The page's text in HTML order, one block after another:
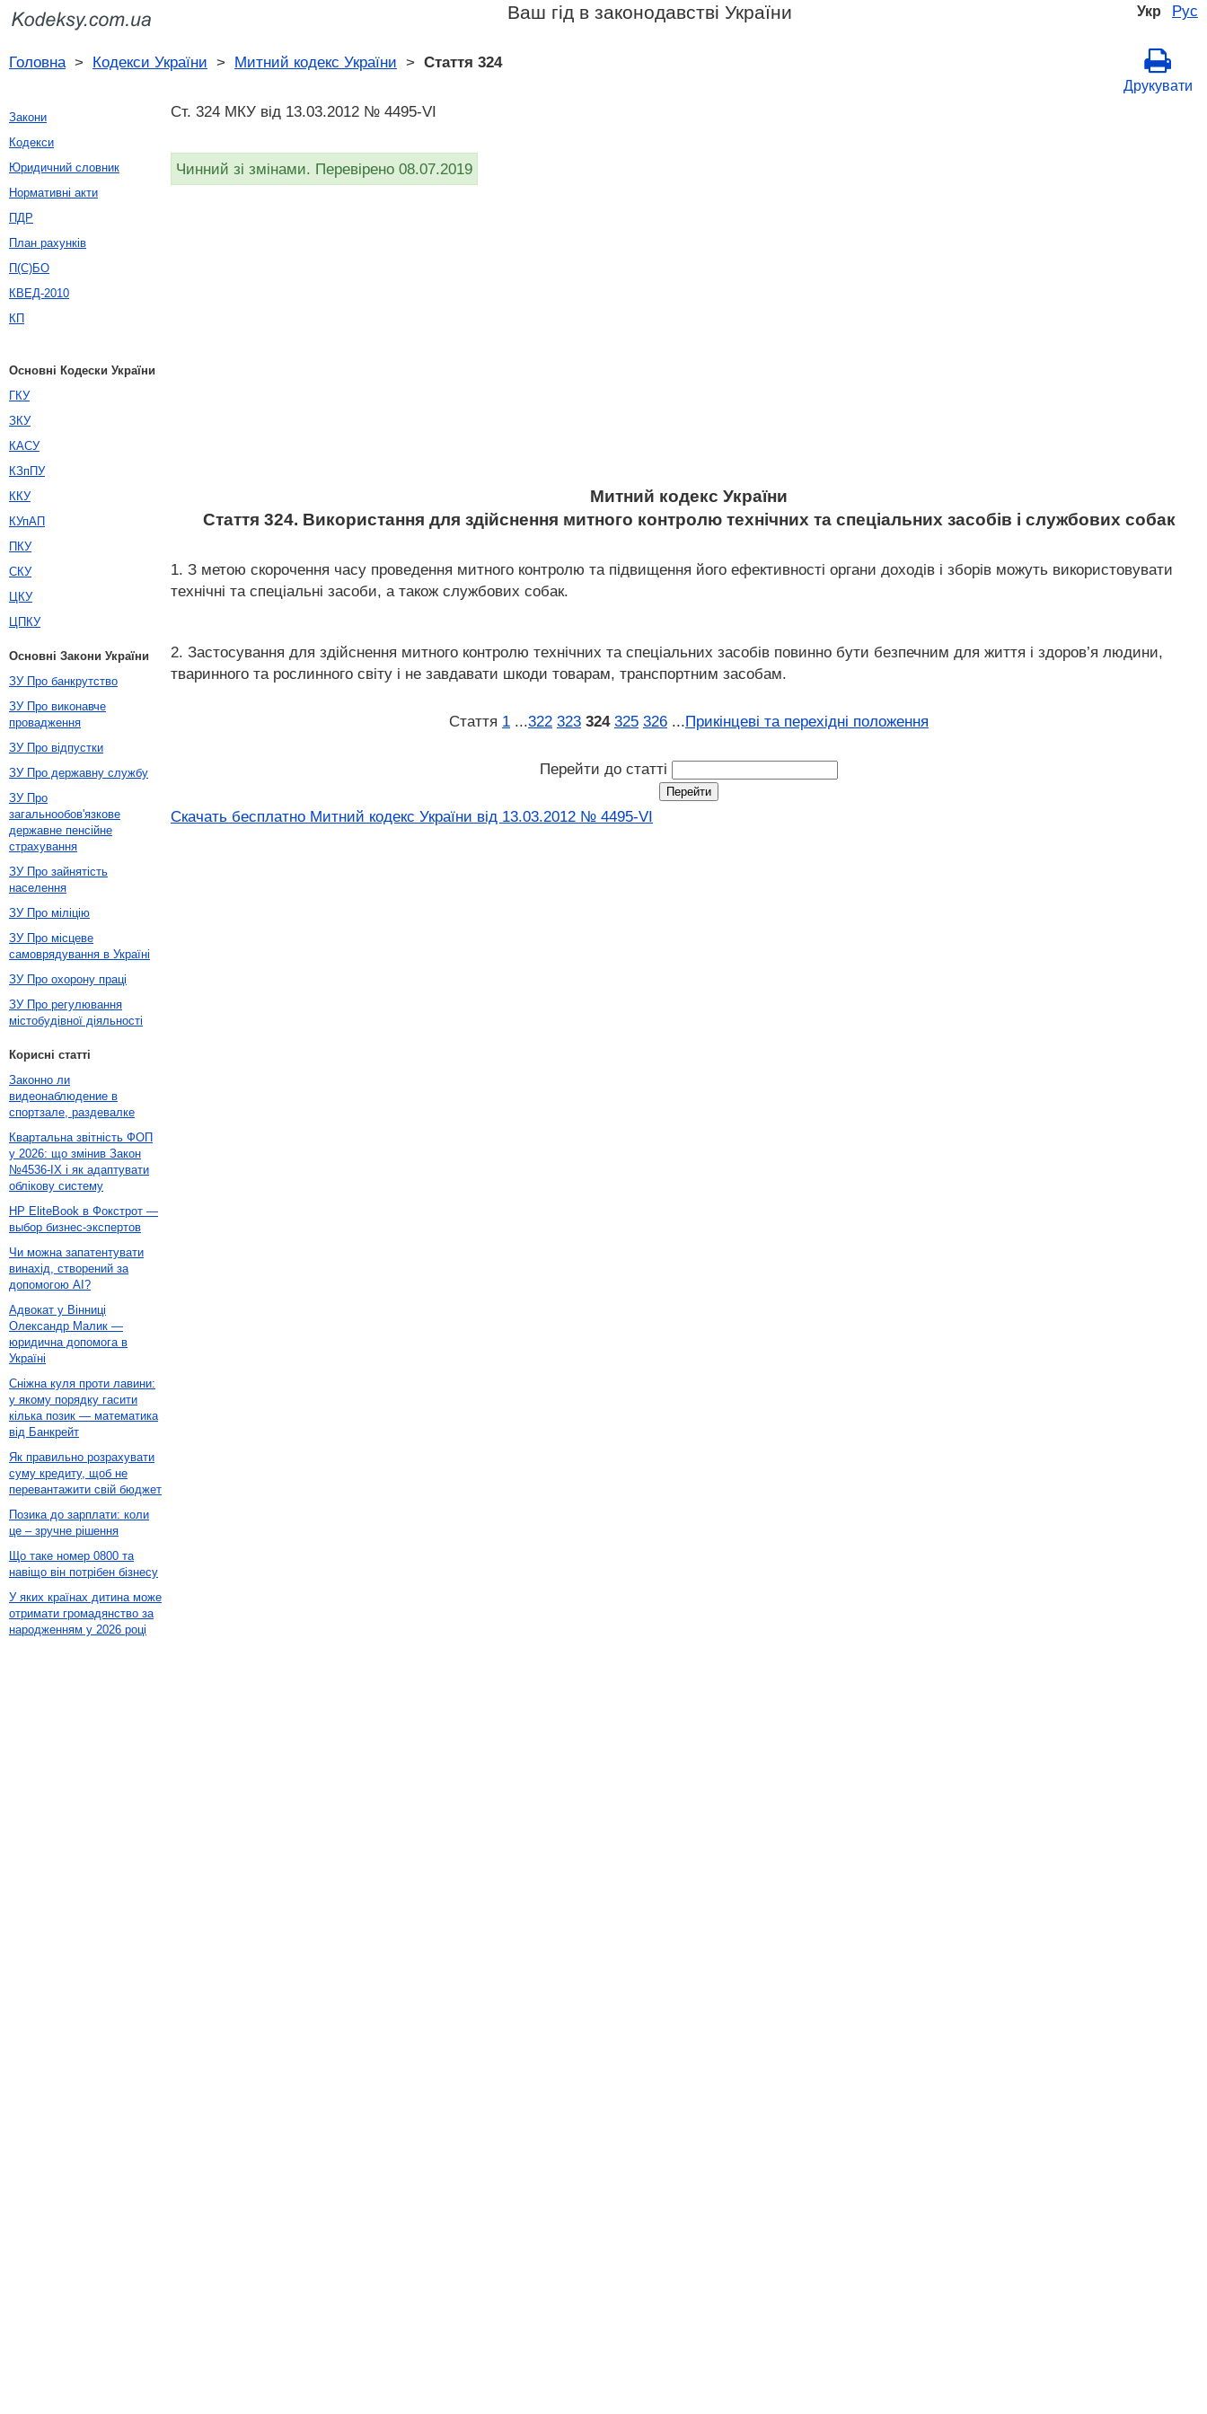
Укр Рус
Ваш гід в законодавстві України
Головна> Кодекси України > Митний кодекс України > Стаття 324
Друкувати
Ст. 324 МКУ від 13.03.2012 № 4495-VI
Чинний зі змінами. Перевірено 08.07.2019
Митний кодекс України
Стаття 324. Використання для здійснення митного контролю технічних та спеціальних засобів і службових собак
1. З метою скорочення часу проведення митного контролю та підвищення його ефективності органи доходів і зборів можуть використовувати
технічні та спеціальні засоби, а також службових собак.
2. Застосування для здійснення митного контролю технічних та спеціальних засобів повинно бути безпечним для життя і здоров’я людини,
тваринного та рослинного світу і не завдавати шкоди товарам, транспортним засобам.
Стаття 1 ...322 323 324 325 326 ...Прикінцеві та перехідні положення
Перейти до статті
Скачать бесплатно Митний кодекс України від 13.03.2012 № 4495-VI
Закони
Кодекси
Юридичний словник
Нормативні акти
ПДР
План рахунків
П(С)БО
КВЕД-2010
КП
Основні Кодески України
ГКУ
ЗКУ
КАСУ
КЗпПУ
ККУ
КУпАП
ПКУ
СКУ
ЦКУ
ЦПКУ
Основні Закони України
ЗУ Про банкрутство
ЗУ Про виконавче
провадження
ЗУ Про відпустки
ЗУ Про державну службу
ЗУ Про
загальнообов'язкове
державне пенсійне
страхування
ЗУ Про зайнятість
населення
ЗУ Про міліцію
ЗУ Про місцеве
самоврядування в Україні
ЗУ Про охорону праці
ЗУ Про регулювання
містобудівної діяльності
Корисні статті
Законно ли
видеонаблюдение в
спортзале, раздевалке
Квартальна звітність ФОП
у 2026: що змінив Закон
№4536-IX і як адаптувати
облікову систему
HP EliteBook в Фокстрот —
выбор бизнес-экспертов
Чи можна запатентувати
винахід, створений за
допомогою AI?
Адвокат у Вінниці
Олександр Малик —
юридична допомога в
Україні
Сніжна куля проти лавини:
у якому порядку гасити
кілька позик — математика
від Банкрейт
Як правильно розрахувати
суму кредиту, щоб не
перевантажити свій бюджет
Позика до зарплати: коли
це – зручне рішення
Що таке номер 0800 та
навіщо він потрібен бізнесу
У яких країнах дитина може
отримати громадянство за
народженням у 2026 році